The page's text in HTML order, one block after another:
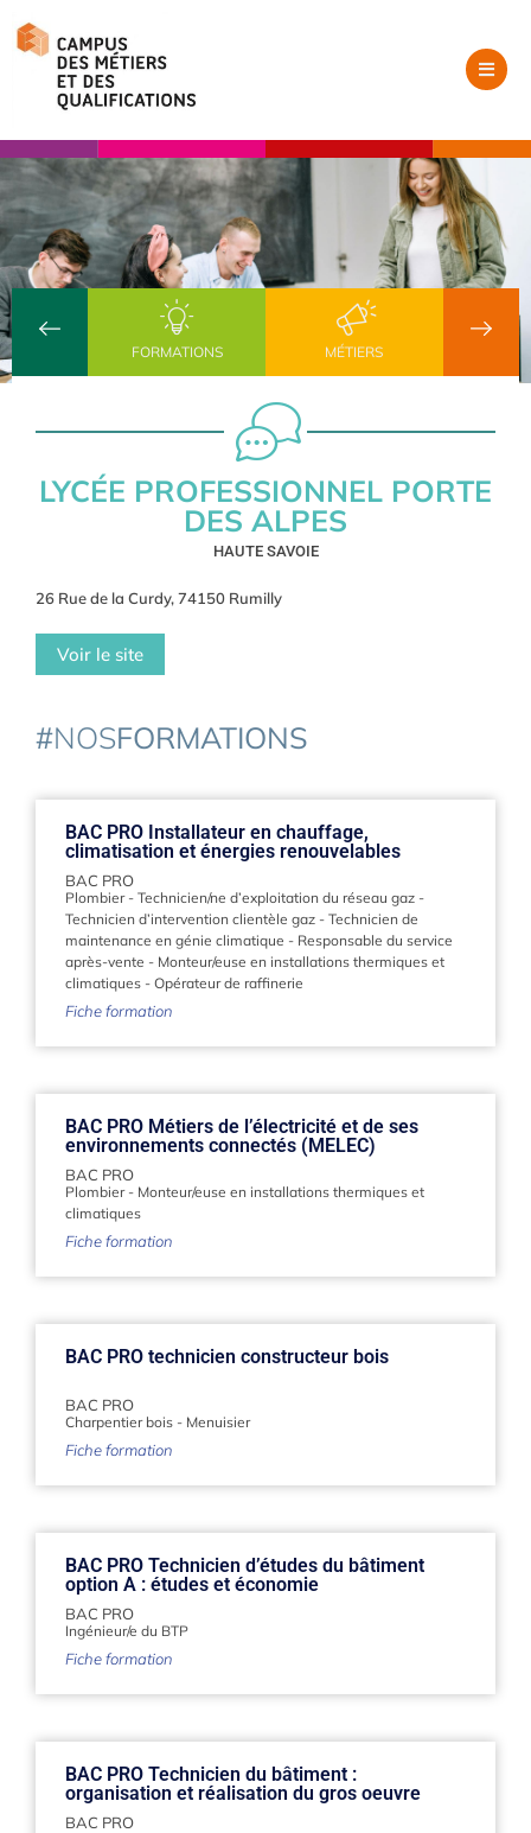
FORMATIONS MÉTIERS
LYCÉE PROFESSIONNEL PORTE
DES ALPES
HAUTE SAVOIE
26 Rue de la Curdy, 74150 Rumilly
Voir le site
#NOSFORMATIONS
BAC PRO Installateur en chauffage,
climatisation et énergies renouvelables
BAC PRO
Plombier- Technicien/ne d’exploitation du réseau gaz -
Technicien d’intervention clientèle gaz - Technicien de
maintenance en génie climatique - Responsable du service
après-vente - Monteur/euse en installations thermiques et
climatiques - Opérateur de raffinerie
Fiche formation
BAC PRO Métiers de l’électricité et de ses
environnements connectés (MELEC)
BAC PRO
Plombier- Monteur/euse en installations thermiques et
climatiques
Fiche formation
BAC PRO technicien constructeur bois
BAC PRO
Charpentier bois - Menuisier
Fiche formation
BAC PRO Technicien d’études du bâtiment
option A : études et économie
BAC PRO
Ingénieur/e du BTP
Fiche formation
BAC PRO Technicien du bâtiment :
organisation et réalisation du gros oeuvre
BAC PRO